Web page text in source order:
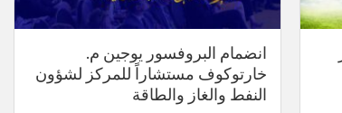
انضمام البروفسور يوجين م.
خارتوكوف مستشاراً للمركز لشؤون
النفط والغاز والطاقة